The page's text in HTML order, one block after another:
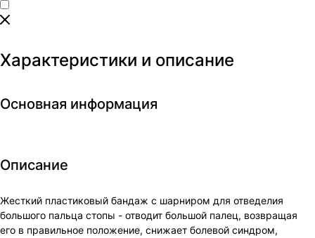
Характеристики и описание
Основная информация
Описание
Жесткий пластиковый бандаж с шарниром для отведелия
большого пальца стопы - отводит большой палец, возвращая
его в правильное положение, снижает болевой синдром,